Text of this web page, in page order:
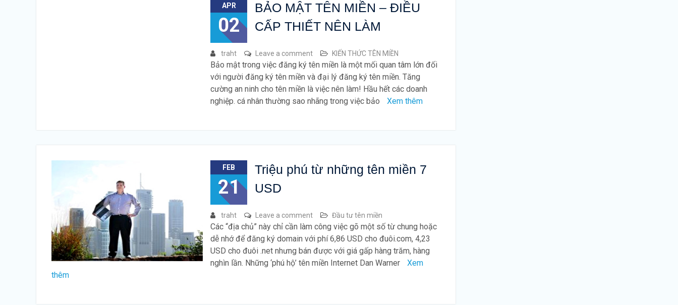
APR
02
BẢO MẬT TÊN MIỀN – ĐIỀU
CẤP THIẾT NÊN LÀM
traht Leave a comment KIẾN THỨC TÊN MIỀN
Bảo mật trong việc đăng ký tên miền là một mối quan tâm lớn đối
với người đăng ký tên miền và đại lý đăng ký tên miền. Tăng
cường an ninh cho tên miền là việc nên làm! Hầu hết các doanh
nghiệp. cá nhân thường sao nhãng trong việc bảo
Xem thêm
FEB
21
Triệu phú từ những tên miền 7
USD
traht Leave a comment Đầu tư tên miền
Các “địa chủ” này chỉ cần làm công việc gõ một số từ chung hoặc
dễ nhớ để đăng ký domain với phí 6,86 USD cho đuôi.com, 4,23
USD cho đuôi .net nhưng bán được với giá gấp hàng trăm, hàng
nghìn lần. Những ‘phú hộ’ tên miền Internet Dan Warner
Xem
thêm